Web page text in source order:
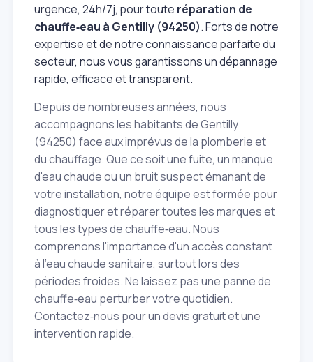
urgence, 24h/7j, pour toute réparation de
chauffe‑eau à Gentilly (94250). Forts de notre
expertise et de notre connaissance parfaite du
secteur, nous vous garantissons un dépannage
rapide, efficace et transparent.
Depuis de nombreuses années, nous
accompagnons les habitants de Gentilly
(94250) face aux imprévus de la plomberie et
du chauffage. Que ce soit une fuite, un manque
d'eau chaude ou un bruit suspect émanant de
votre installation, notre équipe est formée pour
diagnostiquer et réparer toutes les marques et
tous les types de chauffe‑eau. Nous
comprenons l'importance d'un accès constant
à l'eau chaude sanitaire, surtout lors des
périodes froides. Ne laissez pas une panne de
chauffe‑eau perturber votre quotidien.
Contactez‑nous pour un devis gratuit et une
intervention rapide.